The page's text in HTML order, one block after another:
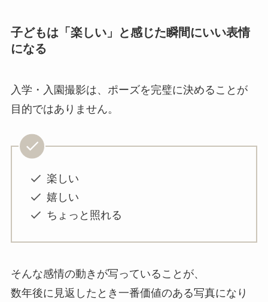
子どもは「楽しい」と感じた瞬間にいい表情
になる
入学・入園撮影は、ポーズを完璧に決めることが
目的ではありません。
楽しい
嬉しい
ちょっと照れる
そんな感情の動きが写っていることが、
数年後に見返したとき一番価値のある写真になり